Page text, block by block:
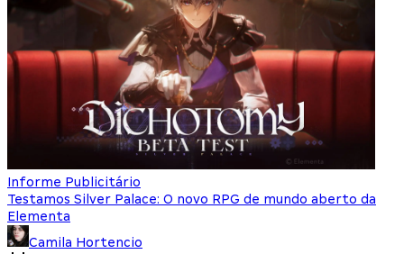
Informe Publicitário
Testamos Silver Palace: O novo RPG de mundo aberto da
Elementa
Camila Hortencio